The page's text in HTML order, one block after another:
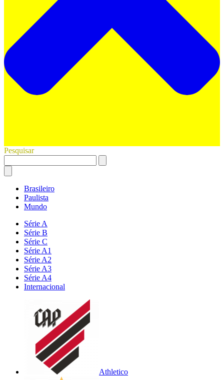
Pesquisar
Brasileiro
Paulista
Mundo
Série A
Série B
Série C
Série A1
Série A2
Série A3
Série A4
Internacional
Athletico